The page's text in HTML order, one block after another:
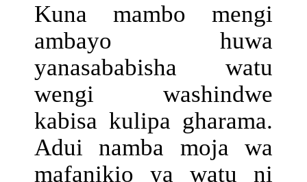
Kuna mambo mengi
ambayo huwa
yanasababisha watu
wengi washindwe
kabisa kulipa gharama.
Adui namba moja wa
mafanikio ya watu ni